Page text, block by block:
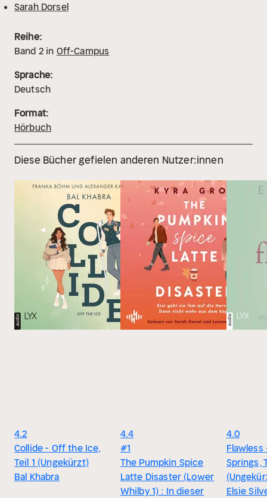
Sarah Dorsel
Reihe:
Band 2in Off-Campus
Sprache:
Deutsch
Format:
Hörbuch
Diese Bücher gefielen anderen Nutzer:innen
4.2
Collide - Off the Ice,
Teil 1 (Ungekürzt)
Bal Khabra
4.4
#1
The Pumpkin Spice
Latte Disaster (Lower
Whilby 1) : In dieser
4.0
Springs,
Elsie